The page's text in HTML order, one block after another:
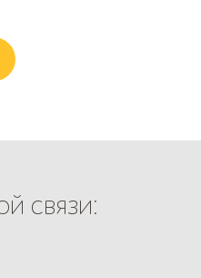
связи: